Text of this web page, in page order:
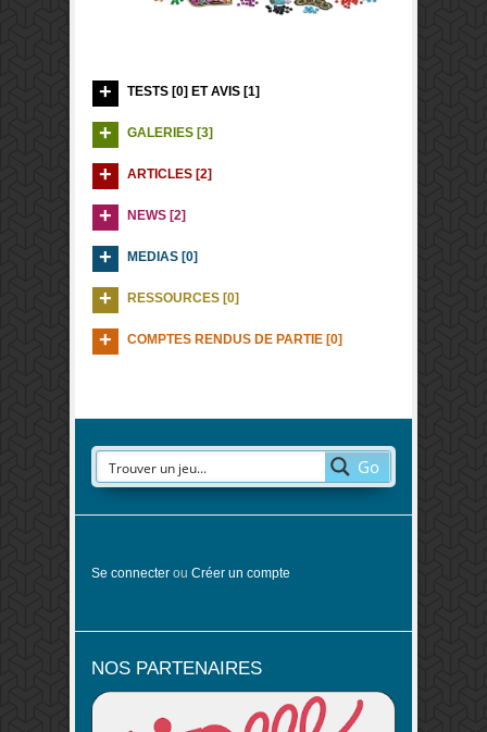
TESTS [0] ET AVIS [1]
GALERIES [3]
ARTICLES [2]
NEWS [2]
MEDIAS [0]
RESSOURCES [0]
COMPTES RENDUS DE PARTIE [0]
Go
Se connecter ou Créer un compte
NOS PARTENAIRES